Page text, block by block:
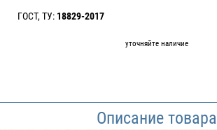
ГОСТ, ТУ: 18829-2017
уточняйте наличие
Описание товара